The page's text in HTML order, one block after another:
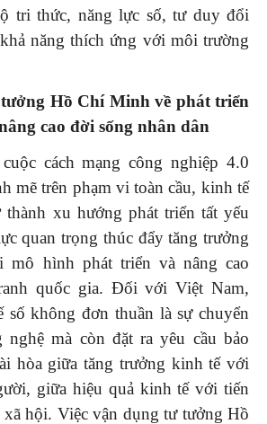
tri thức, năng lực số, tư duy đổi
năng thích ứng với môi trường
Hồ Chí Minh về phát triển
cao đời sống nhân dân
cách mạng công nghiệp 4.0
mẽ trên phạm vi toàn cầu, kinh tế
xu hướng phát triển tất yếu
quan trọng thúc đẩy tăng trưởng
hình phát triển và nâng cao
quốc gia. Đối với Việt Nam,
số không đơn thuần là sự chuyển
nghệ mà còn đặt ra yêu cầu bảo
hòa giữa tăng trưởng kinh tế với
giữa hiệu quả kinh tế với tiến
xã hội. Việc vận dụng tư tưởng Hồ